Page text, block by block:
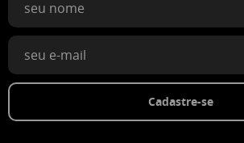
Cadastre-se